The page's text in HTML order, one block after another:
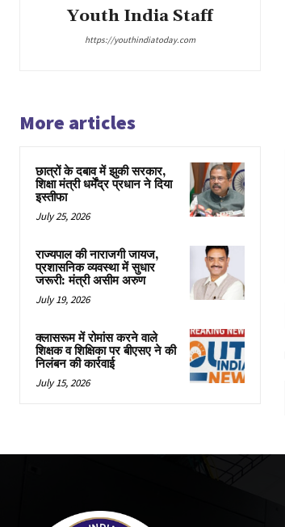
Youth India Staff
https://youthindiatoday.com
More articles
छात्रों के दबाव में झुकी सरकार,
शिक्षा मंत्री धर्मेंद्र प्रधान ने दिया
इस्तीफा
July 25, 2026
राज्यपाल की नाराजगी जायज,
प्रशासनिक व्यवस्था में सुधार
जरूरी: मंत्री असीम अरुण
July 19, 2026
क्लासरूम में रोमांस करने वाले
शिक्षक व शिक्षिका पर बीएसए ने की
निलंबन की कार्रवाई
July 15, 2026